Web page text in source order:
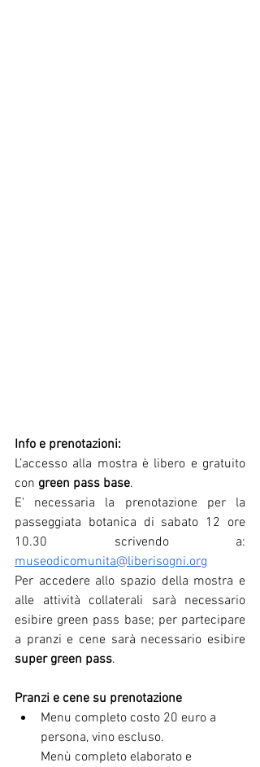
Info e prenotazioni:
L’accesso alla mostra è libero e gratuito
con green pass base.
E' necessaria la prenotazione per la
passeggiata botanica di sabato 12 ore
museodicomunita@liberisogni.org
Per accedere allo spazio della mostra e
alle attività collaterali sarà necessario
esibire green pass base; per partecipare
a pranzi e cene sarà necessario esibire
super green pass.
Pranzi e cene su prenotazione
Menu completo costo 20 euro a
persona, vino escluso.
Menù completo elaborato e